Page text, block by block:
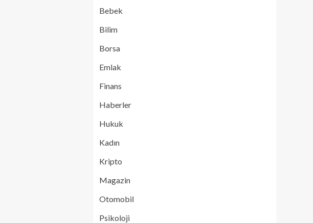
Bebek
Bilim
Borsa
Emlak
Finans
Haberler
Hukuk
Kadın
Kripto
Magazin
Otomobil
Psikoloji